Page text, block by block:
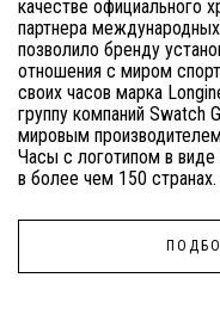
качестве официального
партнера
позволило бренду
отношения с миром
своих часов марка
группу компаний Swatch
мировым
Часы с логотипом в
в более чем 150 странах.